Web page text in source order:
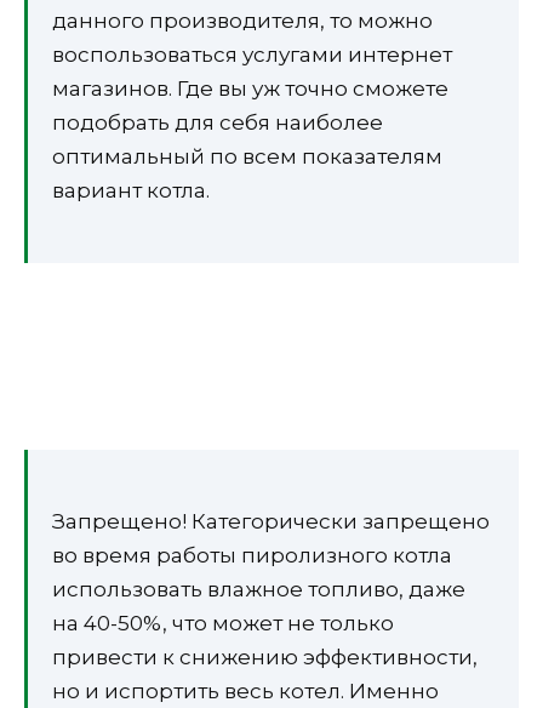
данного производителя, то можно
воспользоваться услугами интернет
магазинов. Где вы уж точно сможете
подобрать для себя наиболее
оптимальный по всем показателям
вариант котла.
Запрещено! Категорически запрещено
во время работы пиролизного котла
использовать влажное топливо, даже
на 40-50%, что может не только
привести к снижению эффективности,
но и испортить весь котел. Именно